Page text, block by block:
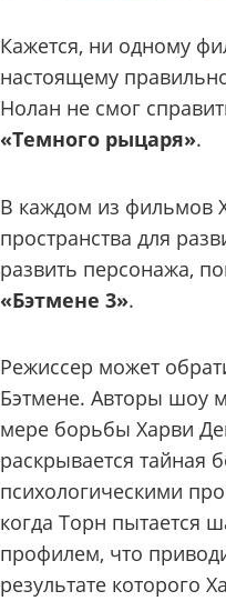
Кажется, ни одному
настоящему
Нолан не смог
«Темного рыцаря».
В каждом из фильмов
пространства для
развить персонажа,
«Бэтмене 3».
Режиссер может
Бэтмене. Авторы шоу
мере борьбы Харви
раскрывается
психологическими
когда Торн пытается
профилем, что
результате которого